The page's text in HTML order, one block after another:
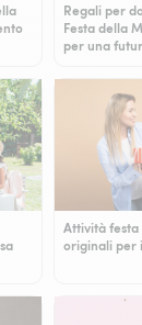
Regali per
Festa della
per una
Attività festa
originali per